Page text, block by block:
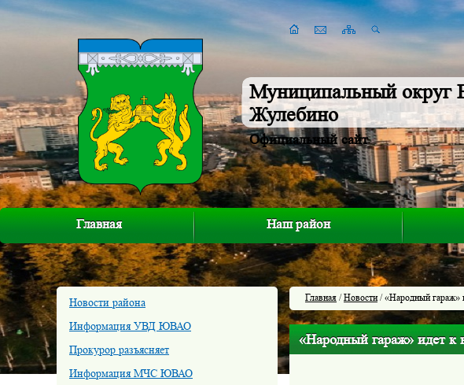
Муниципальный округ
Жулебино
Официальный сайт
Главная Наш район
Новости района
Информация УВД ЮВАО
Прокурор разъясняет
Информация МЧС ЮВАО
Главная /Новости/ «Народный гараж»
«Народный гараж» идет к